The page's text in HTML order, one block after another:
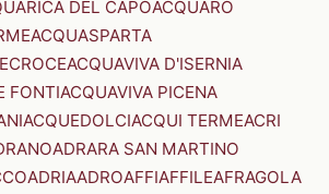
DEL CAPOACQUARO
ACQUASPARTA
ACQUAVIVA D'ISERNIA
FONTIACQUAVIVA PICENA
ACQUEDOLCIACQUI TERMEACRI
ADRARA SAN MARTINO
ADRIAADROAFFIAFFILEAFRAGOLA